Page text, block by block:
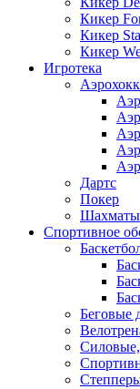
Кикер
Кикер
Кикер
Игротека
Дартс
Покер
Спортивное
Беговые